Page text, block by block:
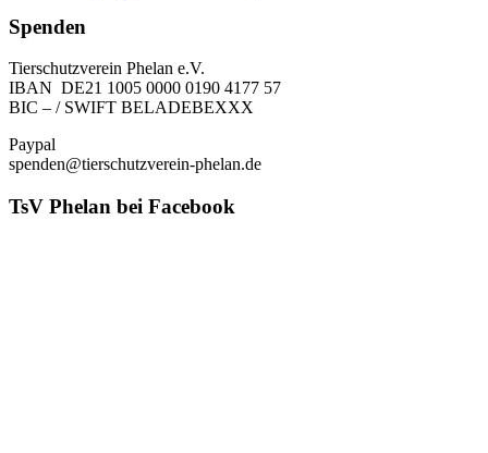
Spenden
Tierschutzverein Phelan e.V.
IBAN DE21 1005 0000 0190 4177 57
BIC – / SWIFT BELADEBEXXX
Paypal
spenden@tierschutzverein-phelan.de
TsV Phelan bei Facebook